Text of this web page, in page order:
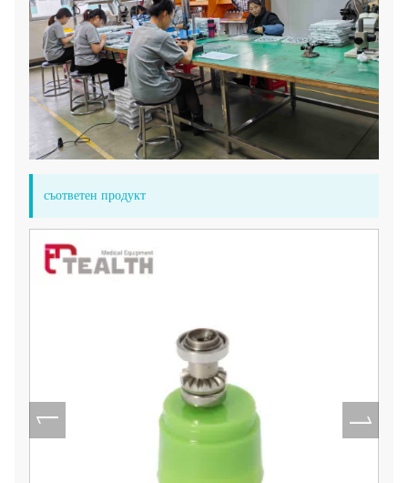
съответен продукт